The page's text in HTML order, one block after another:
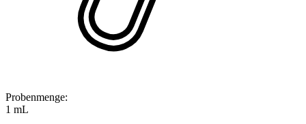
Probenmenge:
1 mL